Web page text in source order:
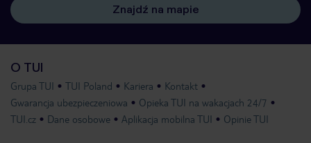
Znajdź na mapie
O TUI
Grupa TUI TUI Poland Kariera
Kontakt
Gwarancja ubezpieczeniowa
Opieka TUI na wakacjach 24/7
TUI.cz
Dane osobowe Aplikacja mobilna TUI Opinie TUI